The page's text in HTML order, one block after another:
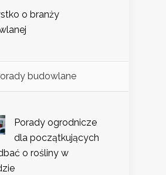
o branży
budowlane
Porady ogrodnicze
dla początkujących
o rośliny w